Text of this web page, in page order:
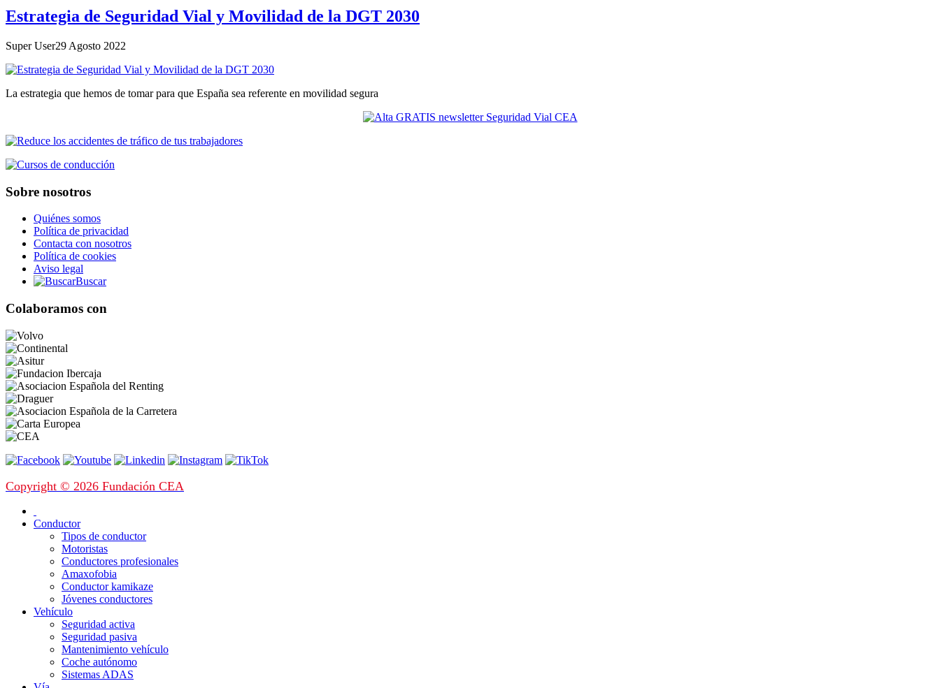
Estrategia de Seguridad Vial y Movilidad de la DGT 2030
Super User29 Agosto 2022
La estrategia que hemos de tomar para que España sea referente en movilidad segura
Sobre nosotros
Quiénes somos
Política de privacidad
Contacta con nosotros
Política de cookies
Aviso legal
Buscar
Colaboramos con
Copyright © 2026 Fundación CEA
Conductor
Tipos de conductor
Motoristas
Conductores profesionales
Amaxofobia
Conductor kamikaze
Jóvenes conductores
Vehículo
Seguridad activa
Seguridad pasiva
Mantenimiento vehículo
Coche autónomo
Sistemas ADAS